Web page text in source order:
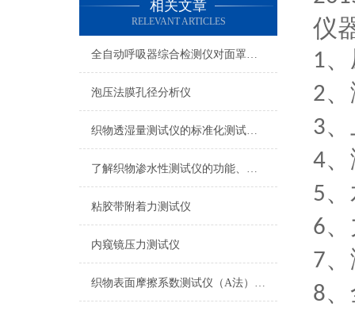
相关文章
RELEVANT ARTICLES
全自动呼吸器综合检测仪对面罩泄漏率的定量检测方法
泡压法膜孔径分析仪
织物透湿量测试仪的标准化测试方法与流程介绍
了解织物渗水性测试仪的功能、优势与行业应用
粘胶带附着力测试仪
内窥镜压力测试仪
织物表面摩擦系数测试仪（A法） 检测准确
仪
1、
2、
3
4
5
6
7、
8、